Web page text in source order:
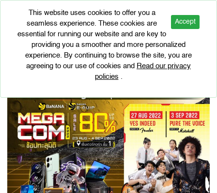
Accept
This website uses cookies to offer you a
seamless experience. These cookies are
essential for running our website and are key to
providing you a smoother and more personalized
experience. By continuing to browse the site, you are
agreeing to our use of cookies and Read our privacy
policies .
BaNANA MEGA COM 2022